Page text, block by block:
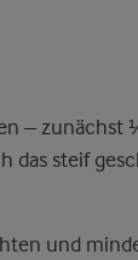
– zunächst
das steif
und